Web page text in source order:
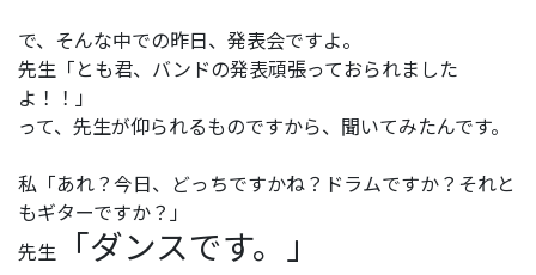
で、そんな中での昨日、発表会ですよ。
先生「とも君、バンドの発表頑張っておられました
よ！！」
って、先生が仰られるものですから、聞いてみたんです。
私「あれ？今日、どっちですかね？ドラムですか？それと
もギターですか？」
先生
「ダンスです。」